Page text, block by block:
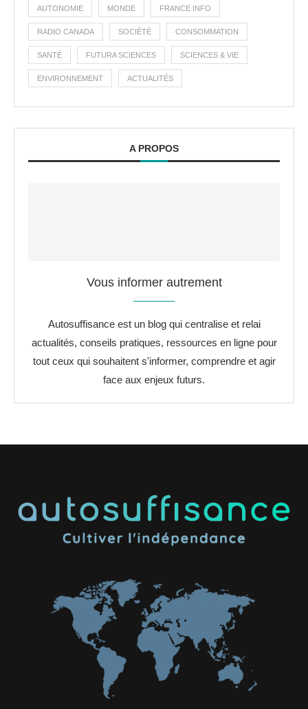
AUTONOMIE MONDE FRANCE INFO
RADIO CANADA SOCIÉTÉ CONSOMMATION
SANTÉ FUTURA SCIENCES SCIENCES & VIE
ENVIRONNEMENT ACTUALITÉS
A PROPOS
Vous informer autrement
Autosuffisance est un blog qui centralise et relai
actualités, conseils pratiques, ressources en ligne pour
tout ceux qui souhaitent s'informer, comprendre et agir
face aux enjeux futurs.